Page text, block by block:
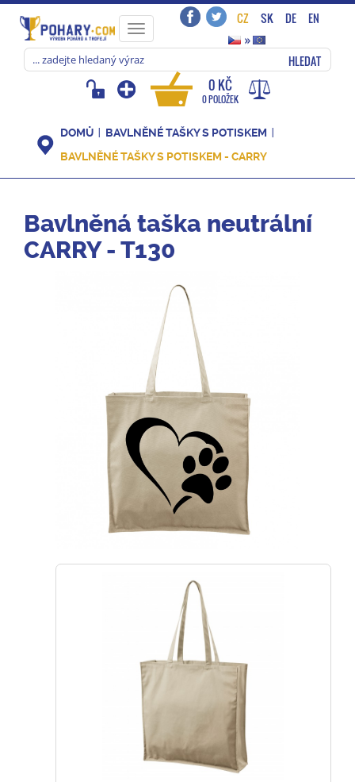
Toggle
navigation
CZ SK DE
EN
»
HLEDAT
0 KČ
0 POLOŽEK
DOMŮ
BAVLNĚNÉ TAŠKY S POTISKEM
BAVLNĚNÉ TAŠKY S POTISKEM - CARRY
Bavlněná taška neutrální
CARRY - T130